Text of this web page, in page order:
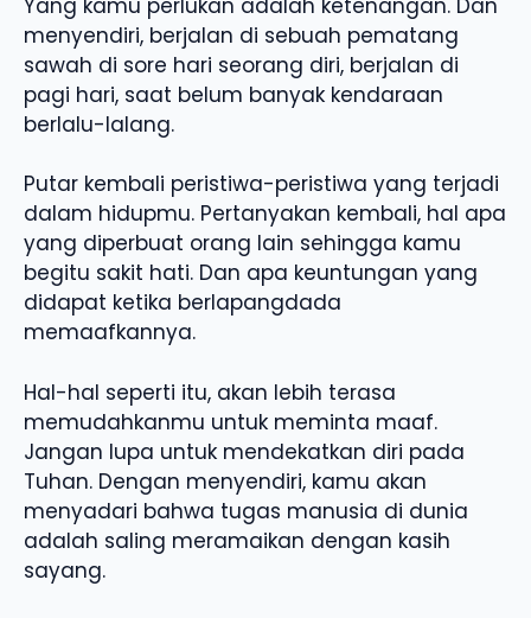
menyendiri, berjalan di sebuah pematang
sawah di sore hari seorang diri, berjalan di
pagi hari, saat belum banyak kendaraan
berlalu-lalang.
Putar kembali peristiwa-peristiwa yang terjadi
dalam hidupmu. Pertanyakan kembali, hal apa
yang diperbuat orang lain sehingga kamu
begitu sakit hati. Dan apa keuntungan yang
didapat ketika berlapangdada
memaafkannya.
Hal-hal seperti itu, akan lebih terasa
memudahkanmu untuk meminta maaf.
Jangan lupa untuk mendekatkan diri pada
Tuhan. Dengan menyendiri, kamu akan
menyadari bahwa tugas manusia di dunia
adalah saling meramaikan dengan kasih
sayang.